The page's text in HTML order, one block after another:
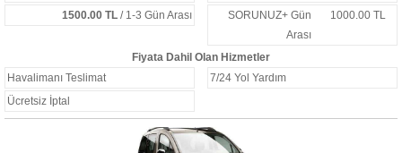
1500.00 TL/ 1-3 Gün Arası
SORUNUZ+ Gün
Arası
1000.00 TL
Fiyata Dahil Olan Hizmetler
Havalimanı Teslimat
7/24 Yol Yardım
Ücretsiz İptal